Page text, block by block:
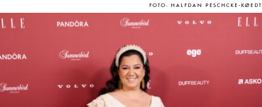
FOTO: HALFDAN PESCHCKE-KØEDT